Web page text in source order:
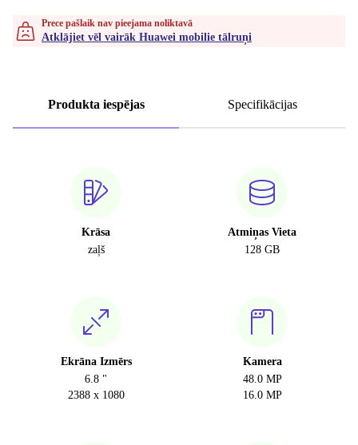
Prece pašlaik nav pieejama noliktavā
Atklājiet vēl vairāk Huawei mobilie tālruņi
Produkta iespējas Specifikācijas
Krāsa
zaļš
Atmiņas Vieta
128 GB
Ekrāna Izmērs
6.8 "
2388 x 1080
Kamera
48.0 MP
16.0 MP